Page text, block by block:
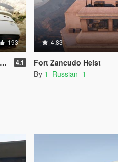
193
4.1
4.83
Fort Zancudo Heist
By 1_Russian_1